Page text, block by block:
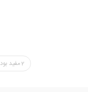
2مفید بود